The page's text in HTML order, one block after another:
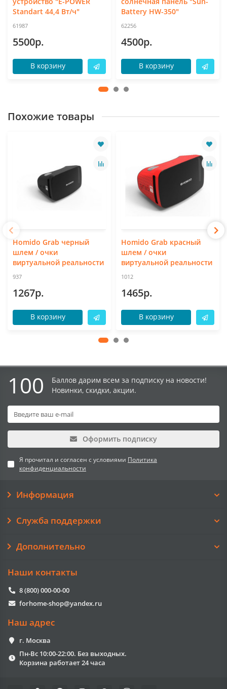
Standart 44,4 Вт/ч"
61987
5500р.
В корзину
Battery HW-350"
62256
4500р.
В корзину
Похожие товары
Homido Grab черный
шлем / очки
виртуальной реальности
937
1267р.
В корзину
Homido Grab красный
шлем / очки
виртуальной реальности
1012
1465р.
В корзину
100
Баллов дарим всем за подписку на новости!
Новинки, скидки, акции.
Оформить подписку
Я прочитал и согласен с условиями Политика
конфиденциальности
Информация
Служба поддержки
Дополнительно
Наши контакты
8 (800) 000-00-00
forhome-shop@yandex.ru
Наш адрес
г. Москва
Пн-Вс 10:00-22:00. Без выходных.
Корзина работает 24 часа